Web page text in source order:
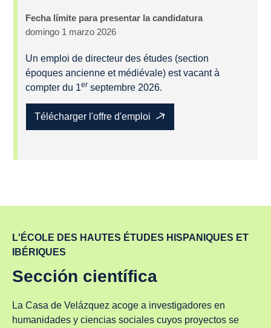
Fecha límite para presentar la candidatura
domingo 1 marzo 2026
Un emploi de directeur des études (section
époques ancienne et médiévale) est vacant à
compter du 1er septembre 2026.
Télécharger l'offre d'emploi
L'ÉCOLE DES HAUTES ÉTUDES HISPANIQUES ET
IBÉRIQUES
Sección científica
La Casa de Velázquez acoge a investigadores en
humanidades y ciencias sociales cuyos proyectos se